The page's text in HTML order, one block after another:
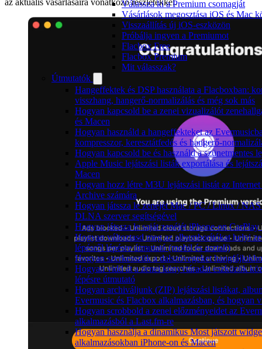
Válassza ki a Premium csomagját
Vásárlások megosztása iOS és Mac
Visszaállítás új iOS-eszközön
Próbálja ingyen a Premiumot
Flacbox Free
Flacbox Premium
Mit válasszak?
Útmutatók
Hangeffektek és DSP használata a Flacboxban:
visszhang, hangerő-normalizálás és még sok más
Hogyan kapcsold be a zenei vizualizálót
és Macen
Hogyan használd a hangeffekteket az
kompresszor, keresztátfedés és hangerő-
Hogyan kapcsold be és használd a szünetmentes
Apple Music lejátszási listák exportálása és
Macen
Hogyan hozz létre M3U lejátszási listát az
Archive számára
Hogyan játssza le zenéjét Mac / PC / Linux /
DLNA szerver segítségével
Hogyan játssza le saját zenéjét iPhone-on CarPlay
Hogyan változtasd meg az albumborítókat helyi
lépésről lépésre útmutató (mobil és asztali)
Hogyan szerkesszük a dalszövegeket
Hogyan vidd át a zenei könyvtáradat eszközök
lépésre útmutató
Hogyan archiváljunk (ZIP) lejátszási listákat,
Evermusic és Flacbox alkalmazásban, és hogyan
Hogyan scrobbold a zenei előzményeidet az
alkalmazásból a Last.fm-re
Hogyan használja a dinamikus Most játszott
alkalmazásokban iPhone-on és Macen